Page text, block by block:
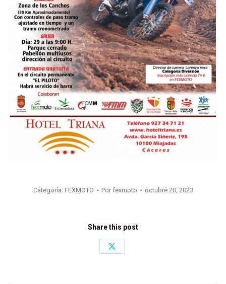
Categoría: FEXMOTO Por fexmoto octubre 20, 2023
Share this post
Share